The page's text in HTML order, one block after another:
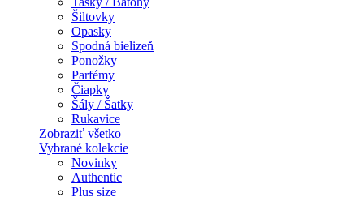
Šiltovky
Opasky
Spodná bielizeň
Ponožky
Parfémy
Čiapky
Šály / Šatky
Rukavice
Zobraziť všetko
Vybrané kolekcie
Novinky
Authentic
Plus size